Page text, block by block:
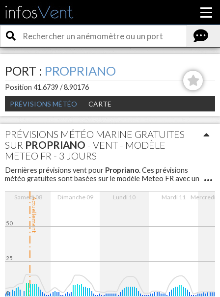
PORT : PROPRIANO
Position 41.6739 / 8.90176
PRÉVISIONS MÉTÉO
CARTE
PRÉVISIONS MÉTÉO MARINE GRATUITES
SUR PROPRIANO - VENT - MODÈLE
METEO FR - 3 JOURS
Dernières prévisions vent pour Propriano. Ces prévisions
météo gratuites sont basées sur le modèle Meteo FR avec un
avec un pas d'une heure.
Actuellement
Samedi 08 Dimanche 09 Lundi 10 Mardi 11 Mercredi
0
25
50